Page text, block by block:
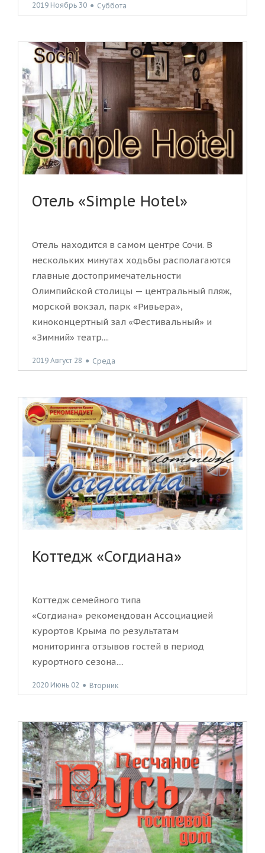
2019 Ноябрь 30 ● Суббота
Отель «Simple Hotel»
Отель находится в самом центре Сочи. В
нескольких минутах ходьбы располагаются
главные достопримечательности
Олимпийской столицы — центральный пляж,
морской вокзал, парк «Ривьера»,
киноконцертный зал «Фестивальный» и
«Зимний» театр....
2019 Август 28 ● Среда
Коттедж «Согдиана»
Коттедж семейного типа
«Согдиана» рекомендован Ассоциацией
курортов Крыма по результатам
мониторинга отзывов гостей в период
курортного сезона....
2020 Июнь 02 ● Вторник